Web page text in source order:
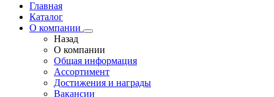
Главная
Каталог
О компании
Назад
О компании
Общая информация
Ассортимент
Достижения и награды
Вакансии